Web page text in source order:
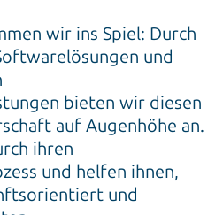
wir ins Spiel: Durch
und
bieten wir diesen
auf Augenhöhe an.
ihren
und helfen ihnen,
und